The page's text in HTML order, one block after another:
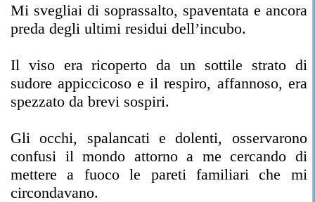
Mi svegliai di soprassalto, spaventata e ancora
preda degli ultimi residui dell’incubo.
Il viso era ricoperto da un sottile strato di
sudore appiccicoso e il respiro, affannoso, era
spezzato da brevi sospiri.
Gli occhi, spalancati e dolenti, osservarono
confusi il mondo attorno a me cercando di
mettere a fuoco le pareti familiari che mi
circondavano.